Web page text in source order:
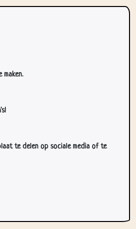
te delen op sociale media of te